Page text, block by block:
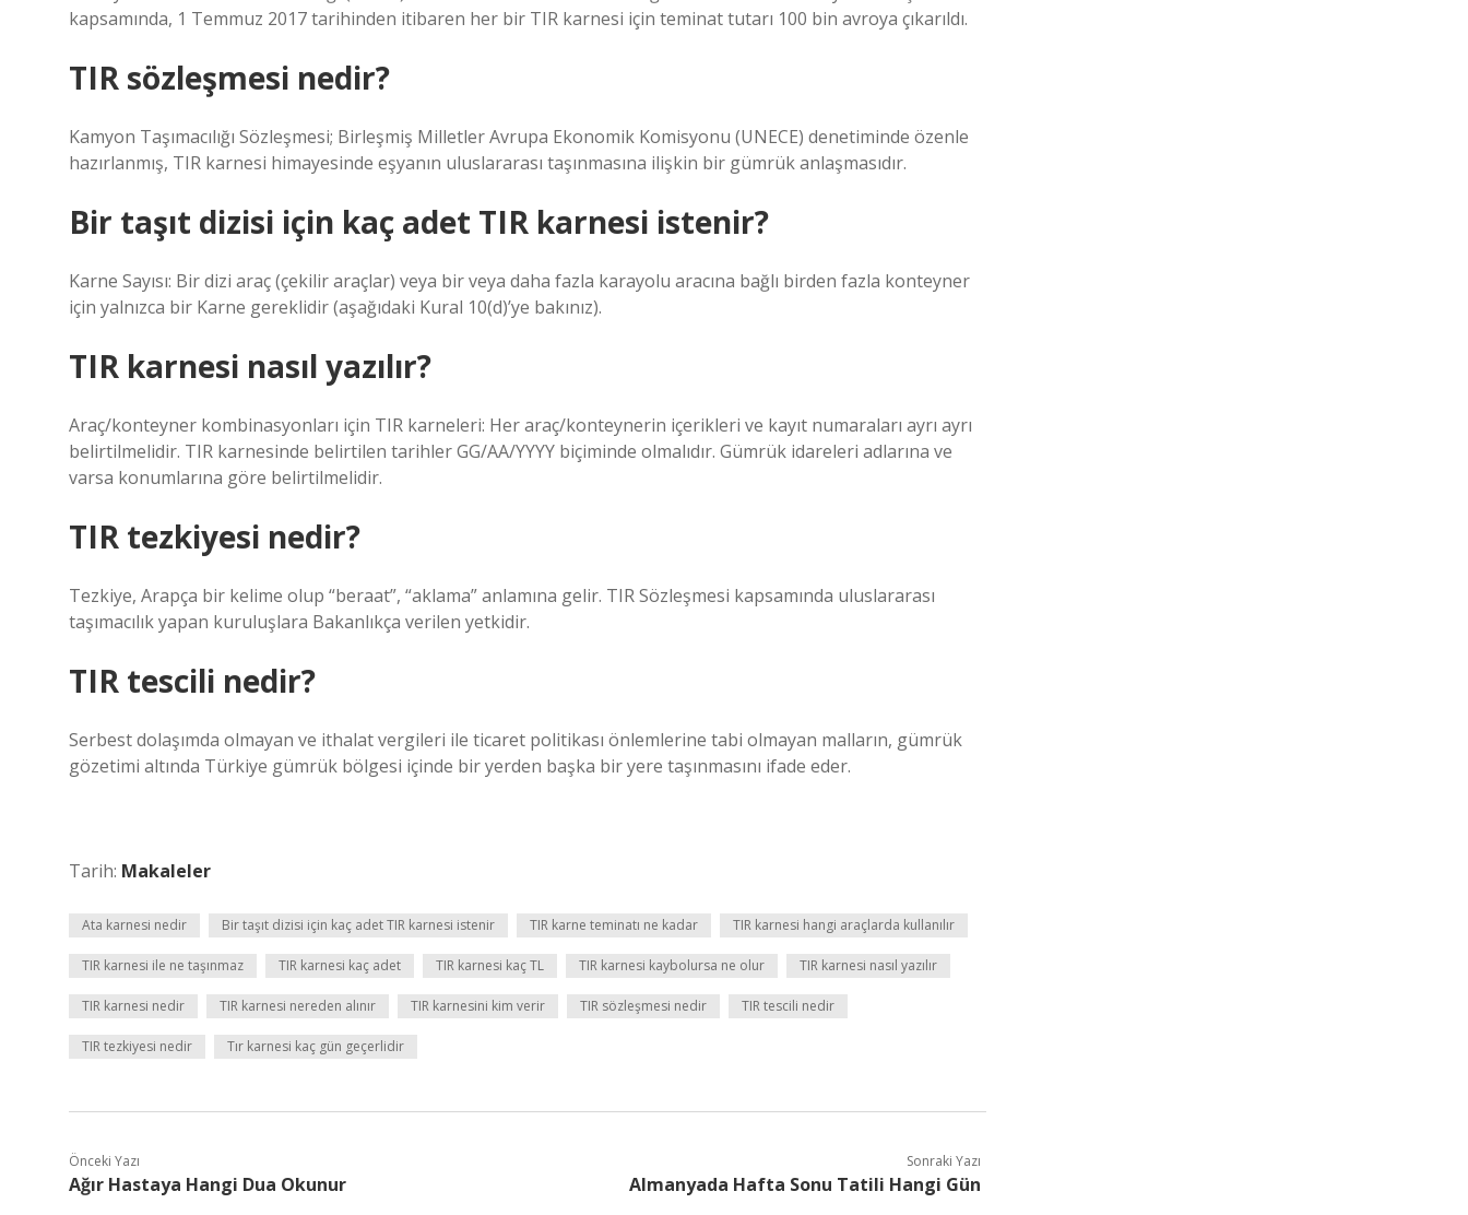
kapsamında, 1 Temmuz 2017 tarihinden itibaren her bir TIR karnesi için teminat tutarı 100 bin avroya çıkarıldı.
TIR sözleşmesi nedir?
Kamyon Taşımacılığı Sözleşmesi; Birleşmiş Milletler Avrupa Ekonomik Komisyonu (UNECE) denetiminde özenle
hazırlanmış, TIR karnesi himayesinde eşyanın uluslararası taşınmasına ilişkin bir gümrük anlaşmasıdır.
Bir taşıt dizisi için kaç adet TIR karnesi istenir?
Karne Sayısı: Bir dizi araç (çekilir araçlar) veya bir veya daha fazla karayolu aracına bağlı birden fazla konteyner
için yalnızca bir Karne gereklidir (aşağıdaki Kural 10(d)’ye bakınız).
TIR karnesi nasıl yazılır?
Araç/konteyner kombinasyonları için TIR karneleri: Her araç/konteynerin içerikleri ve kayıt numaraları ayrı ayrı
belirtilmelidir. TIR karnesinde belirtilen tarihler GG/AA/YYYY biçiminde olmalıdır. Gümrük idareleri adlarına ve
varsa konumlarına göre belirtilmelidir.
TIR tezkiyesi nedir?
Tezkiye, Arapça bir kelime olup “beraat”, “aklama” anlamına gelir. TIR Sözleşmesi kapsamında uluslararası
taşımacılık yapan kuruluşlara Bakanlıkça verilen yetkidir.
TIR tescili nedir?
Serbest dolaşımda olmayan ve ithalat vergileri ile ticaret politikası önlemlerine tabi olmayan malların, gümrük
gözetimi altında Türkiye gümrük bölgesi içinde bir yerden başka bir yere taşınmasını ifade eder.
Tarih: Makaleler
Ata karnesi nedir Bir taşıt dizisi için kaç adet TIR karnesi istenir TIR karne teminatı ne kadar TIR karnesi hangi araçlarda kullanılır
TIR karnesi ile ne taşınmaz TIR karnesi kaç adet TIR karnesi kaç TL TIR karnesi kaybolursa ne olur TIR karnesi nasıl yazılır
TIR karnesi nedir TIR karnesi nereden alınır TIR karnesini kim verir TIR sözleşmesi nedir TIR tescili nedir
TIR tezkiyesi nedir Tır karnesi kaç gün geçerlidir
Önceki Yazı
Ağır Hastaya Hangi Dua Okunur
Sonraki Yazı
Almanyada Hafta Sonu Tatili Hangi Gün